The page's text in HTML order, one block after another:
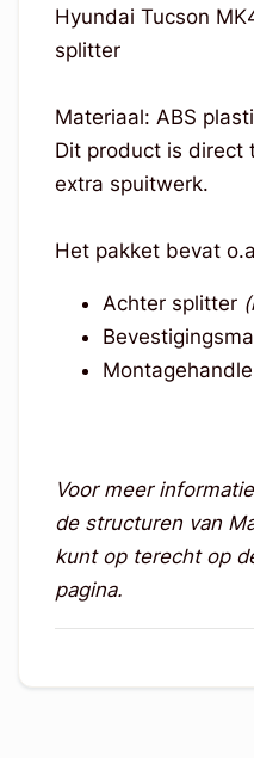
Hyundai Tucson
splitter
Materiaal: ABS
Dit product is direct
extra spuitwerk.
Het pakket bevat
Achter splitter
Voor meer
de structuren van
kunt op terecht op
pagina.